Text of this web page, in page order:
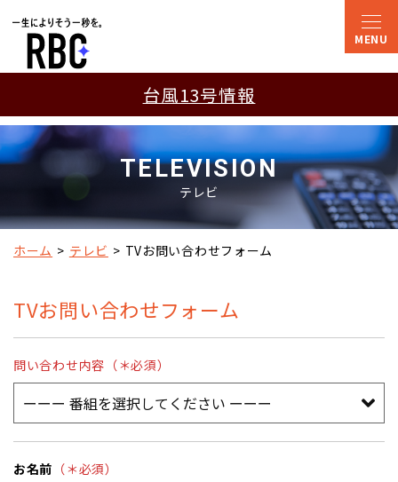
台風13号情報
TELEVISION
テレビ
ホーム テレビ TVお問い合わせフォーム
TVお問い合わせフォーム
問い合わせ内容（＊必須）
お名前 （＊必須）